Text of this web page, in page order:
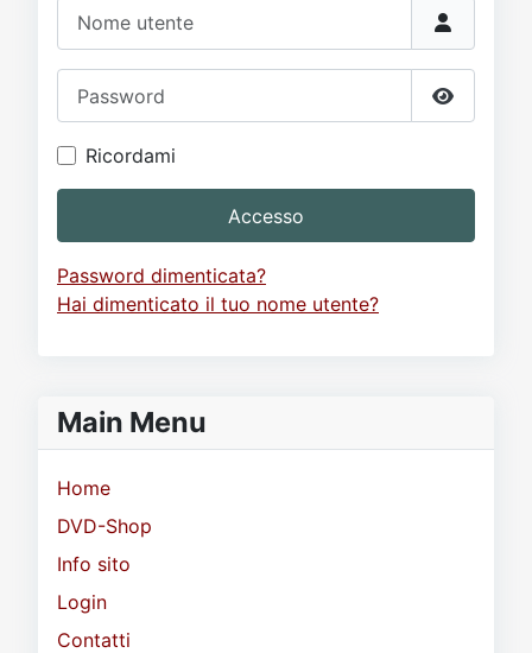
Mostra
Ricordami
Accesso
Password dimenticata?
Hai dimenticato il tuo nome utente?
Main Menu
Home
DVD-Shop
Info sito
Login
Contatti